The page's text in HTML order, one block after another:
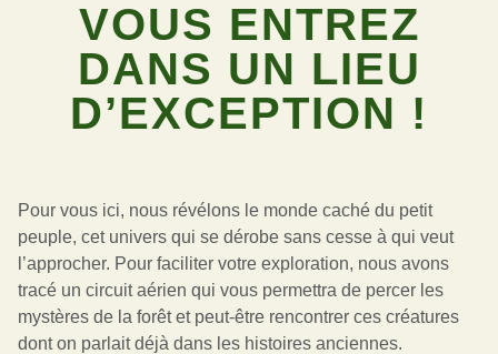
VOUS ENTREZ
DANS UN LIEU
D’EXCEPTION !
Pour vous ici, nous révélons le monde caché du petit
peuple, cet univers qui se dérobe sans cesse à qui veut
l’approcher. Pour faciliter votre exploration, nous avons
tracé un circuit aérien qui vous permettra de percer les
mystères de la forêt et peut-être rencontrer ces créatures
dont on parlait déjà dans les histoires anciennes.